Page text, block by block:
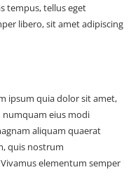
tempus, tellus eget
libero, sit amet adipiscing
ipsum quia dolor sit amet,
numquam eius modi
aliquam quaerat
quis nostrum
elementum semper